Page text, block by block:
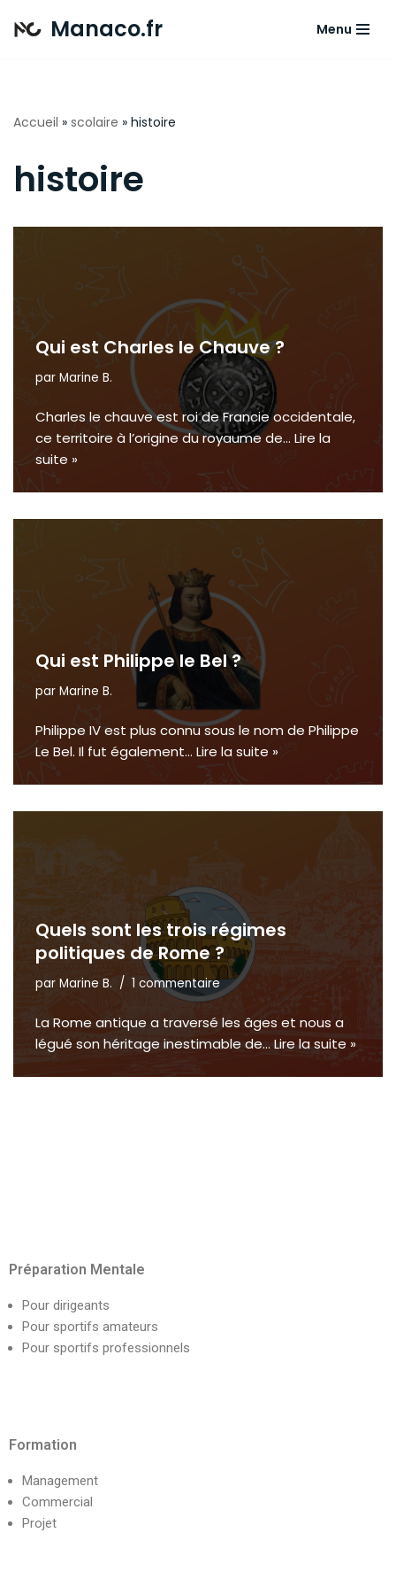
Manaco.fr Menu
Accueil » scolaire » histoire
histoire
Qui est Charles le Chauve ?
par Marine B.
Charles le chauve est roi de Francie occidentale,
ce territoire à l’origine du royaume de… Lire la
suite »
Qui est Philippe le Bel ?
par Marine B.
Philippe IV est plus connu sous le nom de Philippe
Le Bel. Il fut également… Lire la suite »
Quels sont les trois régimes
politiques de Rome ?
par Marine B. 1 commentaire
La Rome antique a traversé les âges et nous a
légué son héritage inestimable de… Lire la suite »
Préparation Mentale
Pour dirigeants
Pour sportifs amateurs
Pour sportifs professionnels
Formation
Management
Commercial
Projet